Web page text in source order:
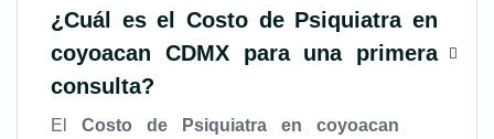
¿Cuál es el Costo de Psiquiatra en
coyoacan CDMXpara una primera
consulta?
El Costo de Psiquiatra en coyoacan